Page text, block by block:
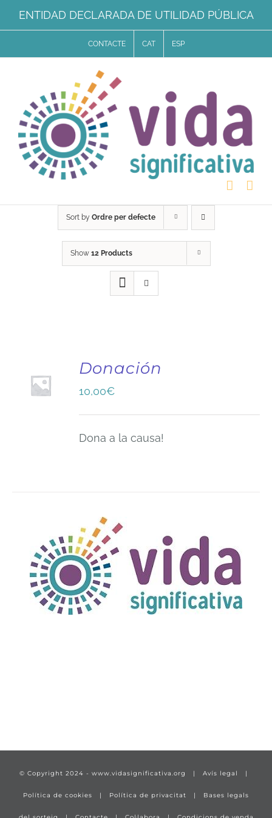
Skip
to
ENTIDAD DECLARADA DE UTILIDAD PÚBLICA
CONTACTE CAT ESP
Sort by Ordre per defecte
Show 12 Products
A LA
CISTELLA
Donación
10,00€
Dona a la causa!
© Copyright 2024 - www.vidasignificativa.org | Avís legal |
Política de cookies | Política de privacitat | Bases legals